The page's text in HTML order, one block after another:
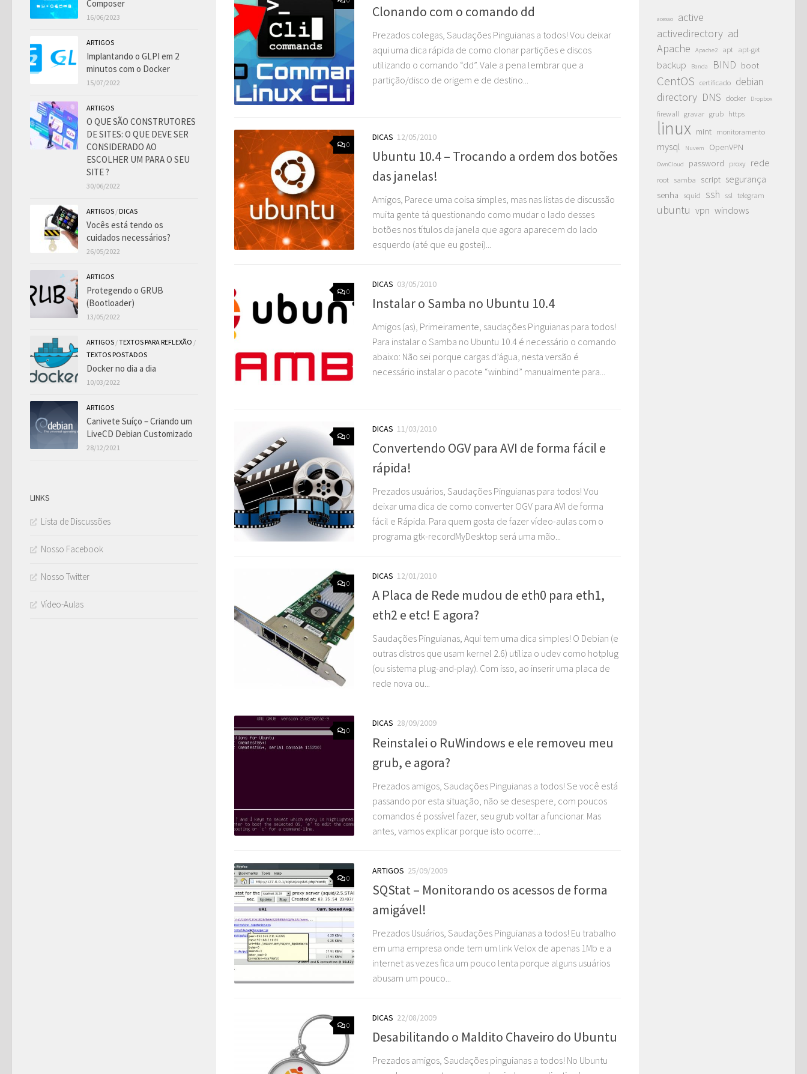
Clonando com o comando dd
Prezados colegas, Saudações Pinguianas a todos! Vou deixar
aqui uma dica rápida de como clonar partições e discos
utilizando o comando “dd”. Vale a pena lembrar que a
partição/disco de origem e de destino...
0
DICAS 12/05/2010
Ubuntu 10.4 – Trocando a ordem dos botões
das janelas!
Amigos, Parece uma coisa simples, mas nas listas de discussão
muita gente tá questionando como mudar o lado desses
botões nos títulos da janela que agora aparecem do lado
esquerdo (até que eu gostei)...
0
DICAS 03/05/2010
Instalar o Samba no Ubuntu 10.4
Amigos (as), Primeiramente, saudações Pinguianas para todos!
Para instalar o Samba no Ubuntu 10.4 é necessário o comando
abaixo: Não sei porque cargas d’água, nesta versão é
necessário instalar o pacote “winbind” manualmente para...
0
DICAS 11/03/2010
Convertendo OGV para AVI de forma fácil e
rápida!
Prezados usuários, Saudações Pinguianas para todos! Vou
deixar uma dica de como converter OGV para AVI de forma
fácil e Rápida. Para quem gosta de fazer vídeo-aulas com o
programa gtk-recordMyDesktop será uma mão...
0
DICAS 12/01/2010
A Placa de Rede mudou de eth0 para eth1,
eth2 e etc! E agora?
Saudações Pinguianas, Aqui tem uma dica simples! O Debian (e
outras distros que usam kernel 2.6) utiliza o udev como hotplug
(ou sistema plug-and-play). Com isso, ao inserir uma placa de
rede nova ou...
0
DICAS 28/09/2009
Reinstalei o RuWindows e ele removeu meu
grub, e agora?
Prezados amigos, Saudações Pinguianas a todos! Se você está
passando por esta situação, não se desespere, com poucos
comandos é possível fazer, seu grub voltar a funcionar. Mas
antes, vamos explicar porque isto ocorre:...
0
ARTIGOS 25/09/2009
SQStat – Monitorando os acessos de forma
amigável!
Prezados Usuários, Saudações Pinguianas a todos! Eu trabalho
em uma empresa onde tem um link Velox de apenas 1Mb e a
internet as vezes fica um pouco lenta porque alguns usuários
abusam um pouco...
0
DICAS 22/08/2009
Desabilitando o Maldito Chaveiro do Ubuntu
Prezados amigos, Saudações pinguianas a todos! No Ubuntu
Composer
16/06/2023
ARTIGOS
Implantando o GLPI em 2
minutos com o Docker
15/07/2022
ARTIGOS
O QUE SÃO CONSTRUTORES
DE SITES: O QUE DEVE SER
CONSIDERADO AO
ESCOLHER UM PARA O SEU
SITE ?
30/06/2022
ARTIGOS /DICAS
Vocês está tendo os
cuidados necessários?
26/05/2022
ARTIGOS
Protegendo o GRUB
(Bootloader)
13/05/2022
ARTIGOS /TEXTOS PARA REFLEXÃO /
TEXTOS POSTADOS
Docker no dia a dia
10/03/2022
ARTIGOS
Canivete Suíço – Criando um
LiveCD Debian Customizado
28/12/2021
LINKS
Lista de Discussões
Nosso Facebook
Nosso Twitter
Vídeo-Aulas
acesso
active
activedirectory ad
Apache
Apache2 apt apt-get
backup Banda BIND boot
CentOS certificado debian
directory DNS docker Dropbox
firewall gravar grub https
linux mint monitoramento
mysql Nuvem OpenVPN
OwnCloud password proxy rede
root samba script segurança
senha squid ssh ssl telegram
ubuntu vpn windows